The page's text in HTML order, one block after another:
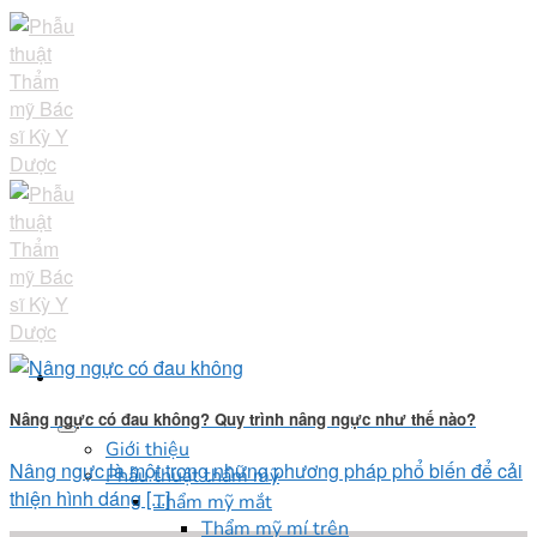
Skip
to
content
Giới thiệu
Phẫu thuật thẩm mỹ
Thẩm mỹ mắt
Thẩm mỹ mí trên
Nâng ngực có đau không? Quy trình nâng ngực như thế nào?
Nâng ngực là một trong những phương pháp phổ biến để cải
thiện hình dáng [...]